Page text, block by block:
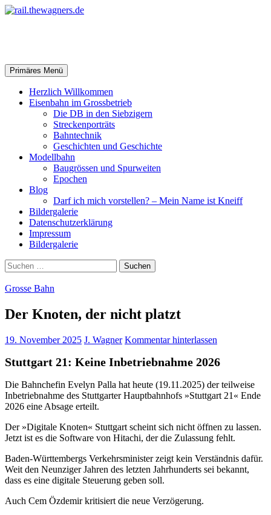
Zum
Suchen
Primäres Menü
Herzlich Willkommen
Eisenbahn im Grossbetrieb
Die DB in den Siebzigern
Streckenporträts
Bahntechnik
Geschichten und Geschichte
Modellbahn
Baugrössen und Spurweiten
Epochen
Blog
Darf ich mich vorstellen? – Mein Name ist Kneiff
Bildergalerie
Datenschutzerklärung
Impressum
Bildergalerie
Suchen
nach:
Grosse Bahn
Der Knoten, der nicht platzt
19. November 2025 J. Wagner Kommentar hinterlassen
Stuttgart 21: Keine Inbetriebnahme 2026
Die Bahnchefin Evelyn Palla hat heute (19.11.2025) der teilweise
Inbetriebnahme des Stuttgarter Hauptbahnhofs »Stuttgart 21« Ende
2026 eine Absage erteilt.
Der »Digitale Knoten« Stuttgart scheint sich nicht öffnen zu lassen.
Jetzt ist es die Software von Hitachi, der die Zulassung fehlt.
Baden-Württembergs Verkehrsminister zeigt kein Verständnis dafür.
Weit den Neunziger Jahren des letzten Jahrhunderts sei bekannt,
dass es eine digitale Steuerung geben soll.
Auch Cem Özdemir kritisiert die neue Verzögerung.